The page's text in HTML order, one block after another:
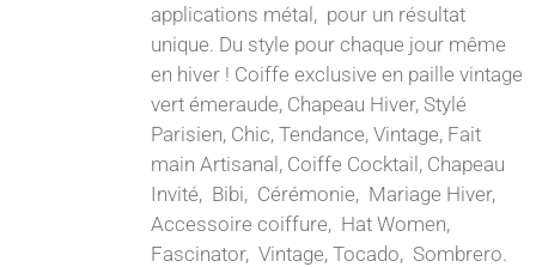
applications métal, pour un résultat
unique. Du style pour chaque jour même
en hiver ! Coiffe exclusive en paille vintage
vert émeraude, Chapeau Hiver, Stylé
Parisien, Chic, Tendance, Vintage, Fait
main Artisanal, Coiffe Cocktail, Chapeau
Invité, Bibi, Cérémonie, Mariage Hiver,
Accessoire coiffure, Hat Women,
Fascinator, Vintage, Tocado, Sombrero.